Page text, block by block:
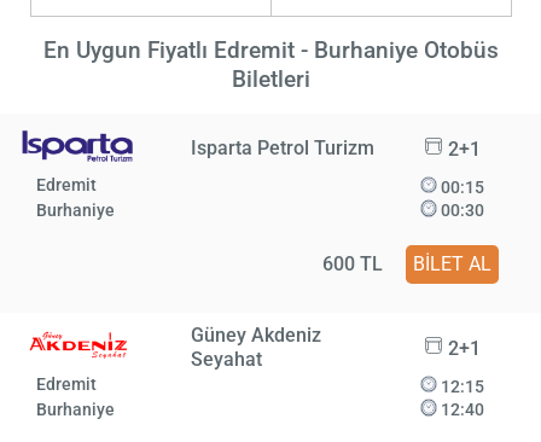
En Uygun Fiyatlı Edremit - Burhaniye Otobüs
Biletleri
Isparta Petrol Turizm 2+1
Edremit
Burhaniye
00:15
00:30
600 TL BİLET AL
Güney Akdeniz
Seyahat
2+1
Edremit
Burhaniye
12:15
12:40